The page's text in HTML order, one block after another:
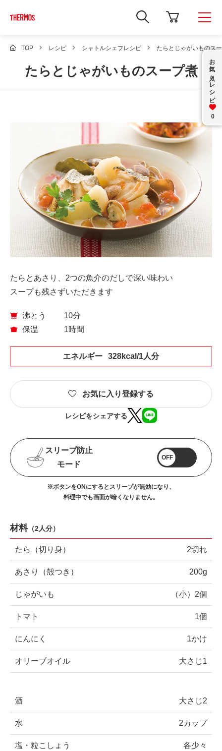
新
し
ィ
ン
ウ
で
サ
検
索
を
開
ま
す
TOP レシピ シャトルシェフレシピ たらとじゃがいものス
たらとじゃがいものスープ煮 お気に入り
レシピ
0
たらとあさり、2つの魚介のだしで深い味わい
スープも残さずいただきます
沸とう
10分
保温
1時間
エネルギー 328kcal/1人分
お気に入り登録する
レシピをシェアする
スリープ防止
モード
OFF
※ボタンをONにするとスリープが無効になり、
料理中でも画面が暗くなりません。
材料（2人分）
たら（切り身） 2切れ
あさり（殻つき） 200g
じゃがいも （小）2個
トマト 1個
にんにく 1かけ
オリーブオイル 大さじ1
酒 大さじ2
水 2カップ
塩・粒こしょう 各少々